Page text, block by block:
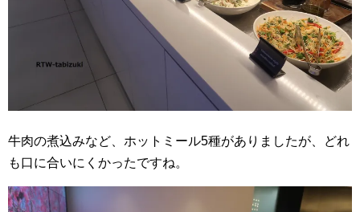
牛肉の煮込みなど、ホットミール5種がありましたが、どれ
も口に合いにくかったですね。